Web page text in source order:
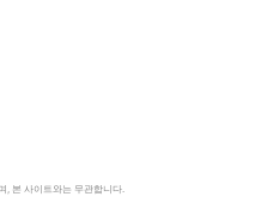
, 본 사이트와는 무관합니다.